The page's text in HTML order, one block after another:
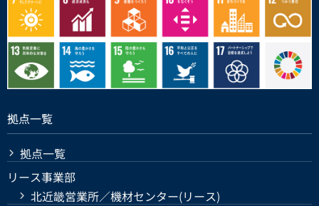
拠点一覧
拠点一覧
リース事業部
北近畿営業所／機材センター(リース)